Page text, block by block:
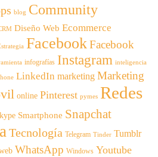
blog Community
Diseño Web Ecommerce
FacebookFacebook
infografías Instagram inteligencia
LinkedIn marketing Marketing
online Pinterest pymes Redes
Smartphone Snapchat
Tecnología Telegram Tinder Tumblr
WhatsApp Windows Youtube